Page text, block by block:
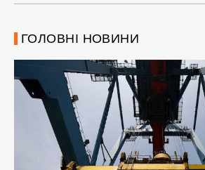
ГОЛОВНІ НОВИНИ